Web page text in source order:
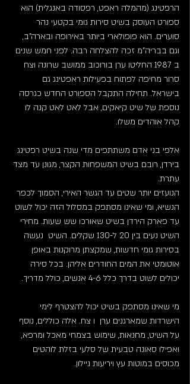
הרפטינג (מהמלה ראפט, רפסודה באנגלית) הוא
ספורט העוסק בשיט סירות גומי בקטעי נהר
סוערים. הוא פופולארי ביותר באירופה ובארה"ב,
וגם בבריה"מ זכה להצלחה רבה. לפני חמש שנים
ב 1987 החליטו ערן בורוכוב ממושב שרונה וצח
סרור מחיפה לפתוח בפעילות ראפטינג גם
בישראל. תחילה התקבל הספורט החדש כגרסה
נוספת של שיט קיאקים, אבל לאט לאט קנה לו
קהל אוהדים משלו.
אלפי בני אדם משתתפים מדי שנה בשיט רפטינג
בירדן, רובם בשיט המשפחות הקצר, מגונן עד מצד
עתרת.
הנועזים יותר שטים עד הגשר האירי, הסמוך לכפר
הנשיא, ומי שאינו מסתפק במסלול הזה יכול לשוט
עד פארק הירדן בשיט שאורכו שש שעות. מחירי
השיט נעים בין 20 ל-130 שקלים. השיט  נעשה
בסירות גומי חדשות, שמקצתן מרוקנות באופן
אוטומטי את המים החודרים אליהן. בכל סירה
יכולים לשוט בדרך כלל 4-6 אנשים, כולל מדריך.
מי שאינו מסתפק בשיט יכול להצטרף לימי
הישרדות שמארגנים ערן  ו צח. אלה כוללים, נוסף
על השיט, מחנאות, שימוש בצמחי מאכל ומרפא,
ואפילו סאונה טבעית של סלעי בזלת לוהטים
מכוסים במוטות עץ ויריעות ניילון.